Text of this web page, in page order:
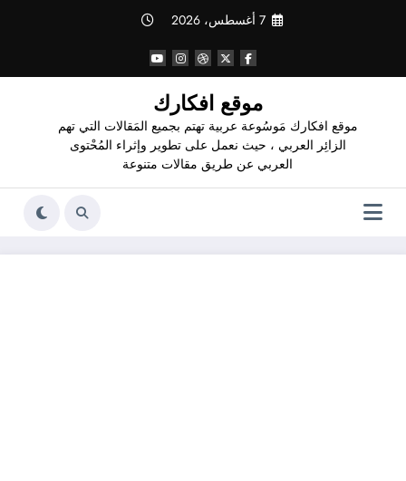
7 أغسطس، 2026
موقع افكارك
موقع افكارك مَوسُوعة عربية تهتم بجميع المَقالات التي تهم
الزائِر العربي ، حيث نعمل على تطوير وإثراء المُحْتوى
العربي عن طريق مقالات متنوعة